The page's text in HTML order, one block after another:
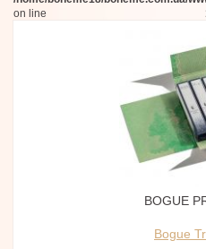
on line
BOGUE
Bogue